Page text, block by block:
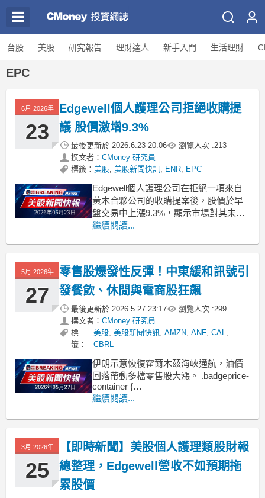
台股 美股 研究報告 理財達人 新手入門 生活理財
EPC
6月 2026年
23
Edgewell個人護理公司拒絕收購提
議 股價激增9.3%
最後更新於 2026.6.23 20:06 瀏覽人次 :213
撰文者： CMoney 研究員
標籤： 美股, 美股新聞快訊, ENR, EPC
Edgewell個人護理公司在拒絕一項來自
黃木合夥公司的收購提案後，股價於早
盤交易中上漲9.3%，顯示市場對其未來
發展的樂觀情緒。 .badgeprice-container
display: flex !important;
繼續閱讀...
5月 2026年
27
零售股爆發性反彈！中東緩和訊號引
發餐飲、休閒與電商股狂飆
最後更新於 2026.5.27 23:17 瀏覽人次 :299
撰文者： CMoney 研究員
標
籤：
美股,美股新聞快訊,AMZN,ANF,CAL,
CBRL
伊朗示意恢復霍爾木茲海峽通航，油價
回落帶動多檔零售股大漲。 .badgeprice-
container {
display: flex !important;
繼續閱讀...
3月 2026年
25
【即時新聞】美股個人護理類股財報
總整理，Edgewell營收不如預期拖
累股價